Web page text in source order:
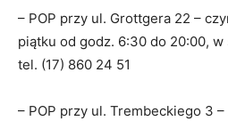
– POP przy ul. Grottgera 22 –
piątku od godz. 6:30 do 20:00,
tel. (17) 860 24 51
– POP przy ul. Trembeckiego 3